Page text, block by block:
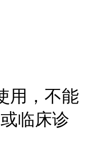
用，不能
临床诊